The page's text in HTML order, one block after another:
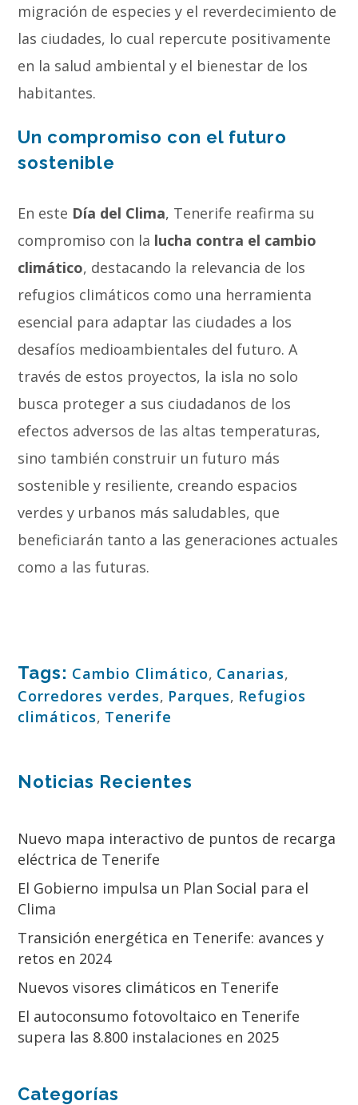
migración de especies y el reverdecimiento de
las ciudades, lo cual repercute positivamente
en la salud ambiental y el bienestar de los
habitantes.
Un compromiso con el futuro
sostenible
En este Día del Clima, Tenerife reafirma su
compromiso con la lucha contra el cambio
climático, destacando la relevancia de los
refugios climáticos como una herramienta
esencial para adaptar las ciudades a los
desafíos medioambientales del futuro. A
través de estos proyectos, la isla no solo
busca proteger a sus ciudadanos de los
efectos adversos de las altas temperaturas,
sino también construir un futuro más
sostenible y resiliente, creando espacios
verdes y urbanos más saludables, que
beneficiarán tanto a las generaciones actuales
como a las futuras.
Tags: Cambio Climático, Canarias,
Corredores verdes, Parques, Refugios
climáticos, Tenerife
Noticias Recientes
Nuevo mapa interactivo de puntos de recarga
eléctrica de Tenerife
El Gobierno impulsa un Plan Social para el
Clima
Transición energética en Tenerife: avances y
retos en 2024
Nuevos visores climáticos en Tenerife
El autoconsumo fotovoltaico en Tenerife
supera las 8.800 instalaciones en 2025
Categorías